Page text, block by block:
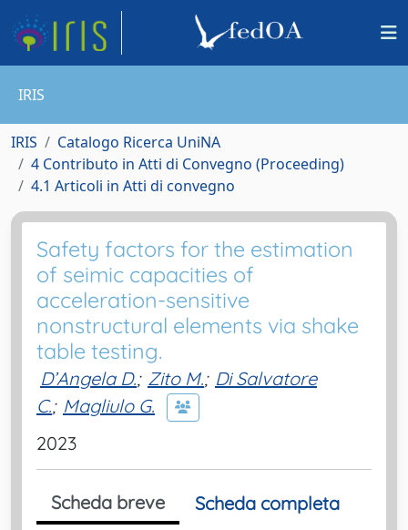
IRIS
IRIS
Catalogo Ricerca UniNA
4 Contributo in Atti di Convegno (Proceeding)
4.1 Articoli in Atti di convegno
Safety factors for the estimation
of seimic capacities of
acceleration-sensitive
nonstructural elements via shake
table testing.
D’Angela D.; Zito M.; Di Salvatore
C.; Magliulo G.
2023
Scheda breve
Scheda completa